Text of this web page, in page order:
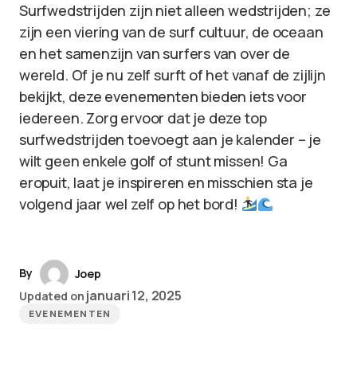
Surfwedstrijden zijn niet alleen wedstrijden; ze
zijn een viering van de surf cultuur, de oceaan
en het samenzijn van surfers van over de
wereld. Of je nu zelf surft of het vanaf de zijlijn
bekijkt, deze evenementen bieden iets voor
iedereen. Zorg ervoor dat je deze top
surfwedstrijden toevoegt aan je kalender – je
wilt geen enkele golf of stunt missen! Ga
eropuit, laat je inspireren en misschien sta je
volgend jaar wel zelf op het bord!
By
Joep
Updated on januari 12, 2025
EVENEMENTEN